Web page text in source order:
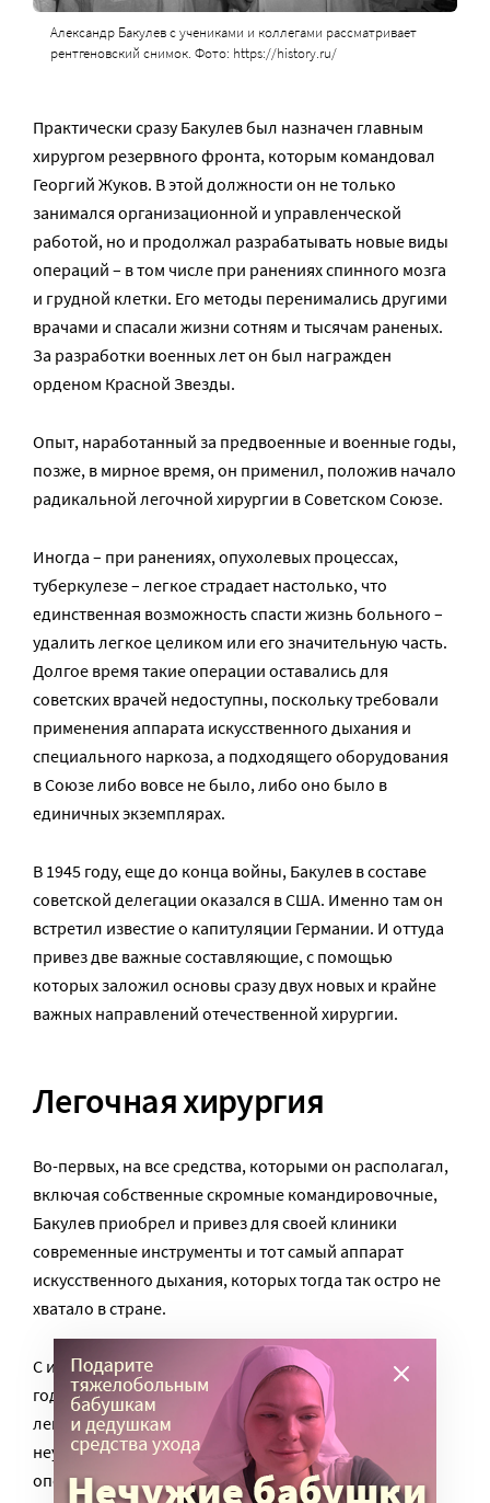
Александр Бакулев с учениками и коллегами рассматривает
рентгеновский снимок. Фото: https://history.ru/
Практически сразу Бакулев был назначен главным
хирургом резервного фронта, которым командовал
Георгий Жуков. В этой должности он не только
занимался организационной и управленческой
работой, но и продолжал разрабатывать новые виды
операций – в том числе при ранениях спинного мозга
и грудной клетки. Его методы перенимались другими
врачами и спасали жизни сотням и тысячам раненых.
За разработки военных лет он был награжден
орденом Красной Звезды.
Опыт, наработанный за предвоенные и военные годы,
позже, в мирное время, он применил, положив начало
радикальной легочной хирургии в Советском Союзе.
Иногда – при ранениях, опухолевых процессах,
туберкулезе – легкое страдает настолько, что
единственная возможность спасти жизнь больного –
удалить легкое целиком или его значительную часть.
Долгое время такие операции оставались для
советских врачей недоступны, поскольку требовали
применения аппарата искусственного дыхания и
специального наркоза, а подходящего оборудования
в Союзе либо вовсе не было, либо оно было в
единичных экземплярах.
В 1945 году, еще до конца войны, Бакулев в составе
советской делегации оказался в США. Именно там он
встретил известие о капитуляции Германии. И оттуда
привез две важные составляющие, с помощью
которых заложил основы сразу двух новых и крайне
важных направлений отечественной хирургии.
Легочная хирургия
Во-первых, на все средства, которыми он располагал,
включая собственные скромные командировочные,
Бакулев приобрел и привез для своей клиники
современные инструменты и тот самый аппарат
искусственного дыхания, которых тогда так остро не
хватало в стране.
С использованием этого аппарата он в том же 1945
году провел первую операцию на больном с раком
легких. К сожалению, вмешательство оказалось
неудачным. Но уже через год Бакулев повторил
операцию – и на этот раз его и больного ждал успех.